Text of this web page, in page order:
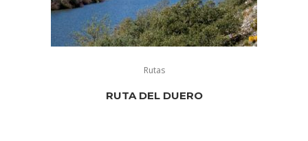
Rutas
RUTA DEL DUERO